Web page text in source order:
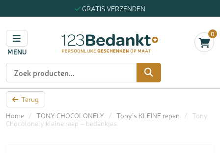
GRATIS VERZENDEN
MENU
0
Zoeken
Terug
Home
/ TONY CHOCOLONELY / Tony's KLEINE repen /
Tony
Chocolonely kleine reep – bedankjes